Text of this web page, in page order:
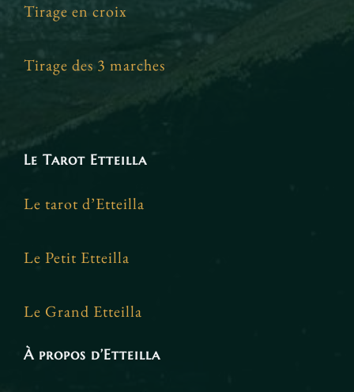
Tirage en croix
Tirage des 3 marches
Le Tarot Etteilla
Le tarot d’Etteilla
Le Petit Etteilla
Le Grand Etteilla
À propos d’Etteilla